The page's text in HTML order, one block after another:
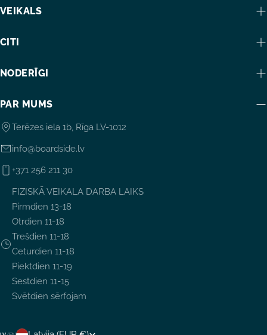
VEIKALS
CITI
NODERĪGI
PAR MUMS
Terēzes iela 1b, Rīga LV-1012
info@boardside.lv
+371 256 211 30
FIZISKĀ VEIKALA DARBA LAIKS
Pirmdien 13-18
Otrdien 11-18
Trešdien 11-18
Ceturdien 11-18
Piektdien 11-19
Sestdien 11-15
Svētdien sērfojam